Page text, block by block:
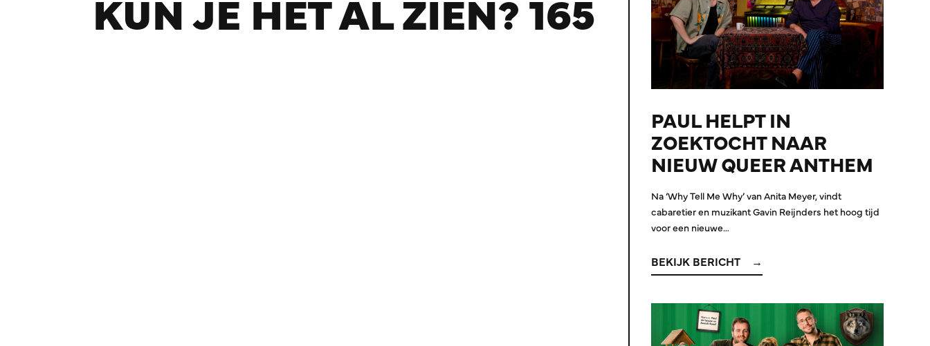
KUN JE HET AL ZIEN? 165
PAUL HELPT IN
ZOEKTOCHT NAAR
NIEUW QUEER ANTHEM
Na ‘Why Tell Me Why’ van Anita Meyer, vindt
cabaretier en muzikant Gavin Reijnders het hoog tijd
voor een nieuwe…
BEKIJK BERICHT